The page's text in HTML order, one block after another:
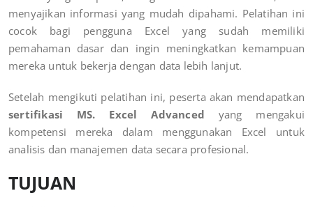
menyajikan informasi yang mudah dipahami. Pelatihan ini
cocok bagi pengguna Excel yang sudah memiliki
pemahaman dasar dan ingin meningkatkan kemampuan
mereka untuk bekerja dengan data lebih lanjut.
Setelah mengikuti pelatihan ini, peserta akan mendapatkan
sertifikasi MS. Excel Advanced yang mengakui
kompetensi mereka dalam menggunakan Excel untuk
analisis dan manajemen data secara profesional.
TUJUAN